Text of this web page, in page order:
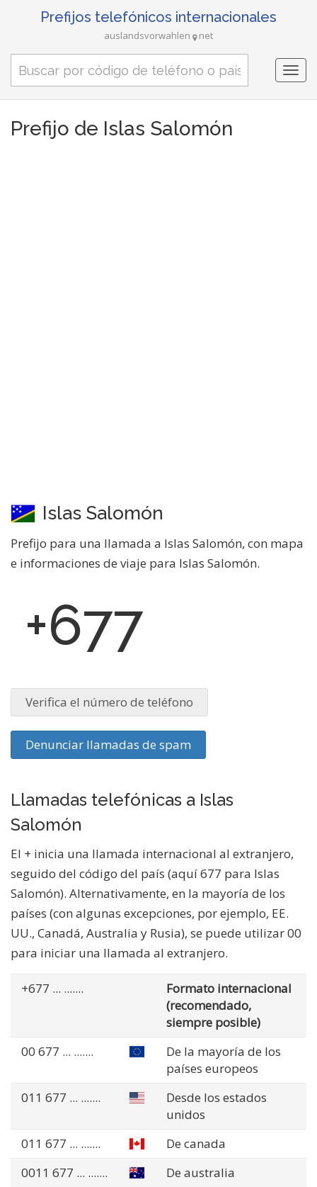
Prefijos telefónicos internacionales
auslandsvorwahlen net
Prefijo de Islas Salomón
Islas Salomón
Prefijo para una llamada a Islas Salomón, con mapa
e informaciones de viaje para Islas Salomón.
+677
Verifica el número de teléfono
Denunciar llamadas de spam
Llamadas telefónicas a Islas
Salomón
El + inicia una llamada internacional al extranjero,
seguido del código del país (aquí 677 para Islas
Salomón). Alternativamente, en la mayoría de los
países (con algunas excepciones, por ejemplo, EE.
UU., Canadá, Australia y Rusia), se puede utilizar 00
para iniciar una llamada al extranjero.
+677 ... .......
Formato internacional
(recomendado,
siempre posible)
00 677 ... .......
De la mayoría de los
países europeos
011 677 ... .......
Desde los estados
unidos
011 677 ... .......
De canada
0011 677 ... .......
De australia